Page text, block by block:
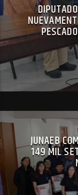
JUNAEB
149 MIL